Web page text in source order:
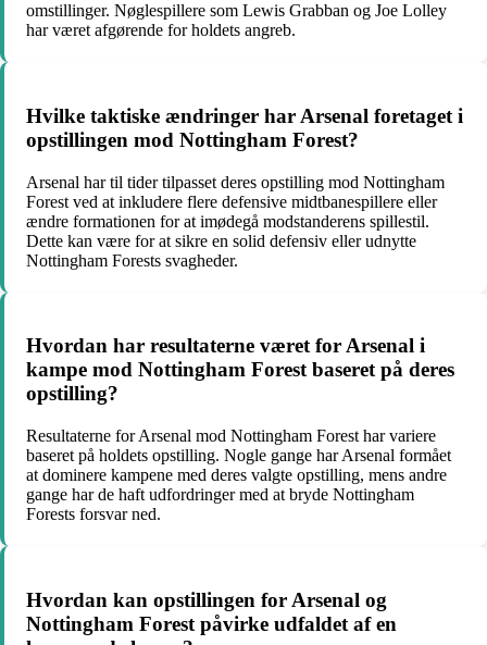
omstillinger. Nøglespillere som Lewis Grabban og Joe Lolley
har været afgørende for holdets angreb.
Hvilke taktiske ændringer har Arsenal foretaget i
opstillingen mod Nottingham Forest?
Arsenal har til tider tilpasset deres opstilling mod Nottingham
Forest ved at inkludere flere defensive midtbanespillere eller
ændre formationen for at imødegå modstanderens spillestil.
Dette kan være for at sikre en solid defensiv eller udnytte
Nottingham Forests svagheder.
Hvordan har resultaterne været for Arsenal i
kampe mod Nottingham Forest baseret på deres
opstilling?
Resultaterne for Arsenal mod Nottingham Forest har variere
baseret på holdets opstilling. Nogle gange har Arsenal formået
at dominere kampene med deres valgte opstilling, mens andre
gange har de haft udfordringer med at bryde Nottingham
Forests forsvar ned.
Hvordan kan opstillingen for Arsenal og
Nottingham Forest påvirke udfaldet af en